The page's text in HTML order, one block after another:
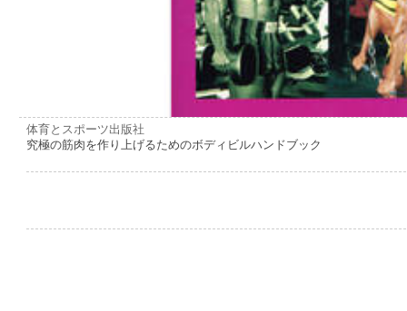
体育とスポーツ出版社
究極の筋肉を作り上げるためのボディビルハンドブック